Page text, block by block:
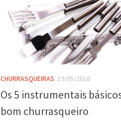
CHURRASQUEIRAS 19/05/2016
Os 5 instrumentais
bom churrasqueiro